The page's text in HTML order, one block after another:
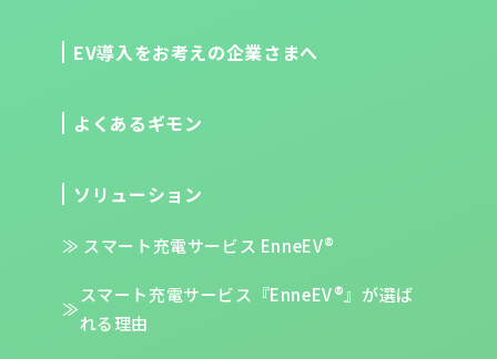
EV導入をお考えの企業さまへ
よくあるギモン
ソリューション
スマート充電サービス EnneEV®
スマート充電サービス『EnneEV®』が選ば
れる理由